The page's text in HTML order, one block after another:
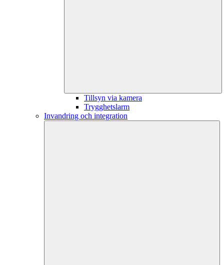
Tillsyn via kamera
Trygghetslarm
Invandring och integration